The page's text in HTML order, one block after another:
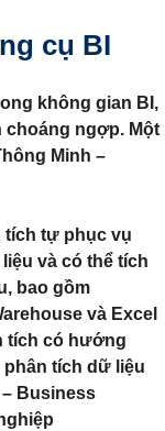
cụ BI
không gian BI,
choáng ngợp. Một
Minh –
tích tự phục vụ
và có thể tích
bao gồm
và Excel
tích có hướng
phân tích dữ liệu
Business